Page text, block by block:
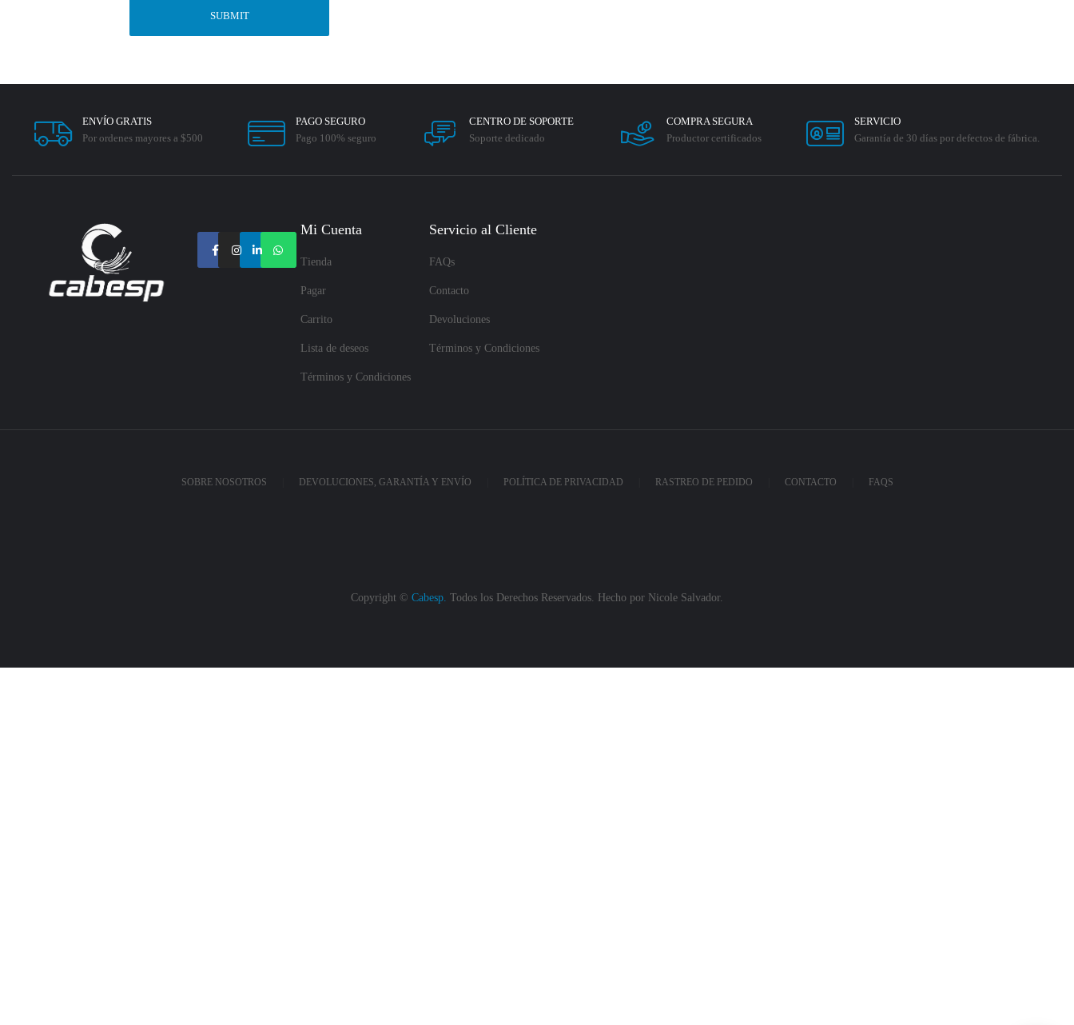
ENVÍO GRATIS
Por ordenes mayores a $500
PAGO SEGURO
Pago 100% seguro
CENTRO DE SOPORTE
Soporte dedicado
COMPRA SEGURA
Productor certificados
SERVICIO
Garantía de 30 días por defectos de fábrica.
Mi Cuenta
Tienda
Pagar
Carrito
Lista de deseos
Términos y Condiciones
Servicio al Cliente
FAQs
Contacto
Devoluciones
Términos y Condiciones
SOBRE NOSOTROS DEVOLUCIONES, GARANTÍA Y ENVÍO POLÍTICA DE PRIVACIDAD RASTREO DE PEDIDO CONTACTO FAQS
Copyright © Cabesp. Todos los Derechos Reservados. Hecho por Nicole Salvador.